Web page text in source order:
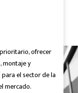
ofrecer
montaje y
el sector de la
mercado.